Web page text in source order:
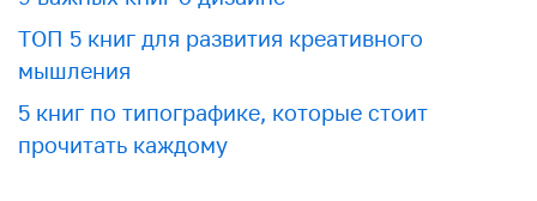
ТОП 5 книг для развития креативного
мышления
5 книг по типографике, которые стоит
прочитать каждому